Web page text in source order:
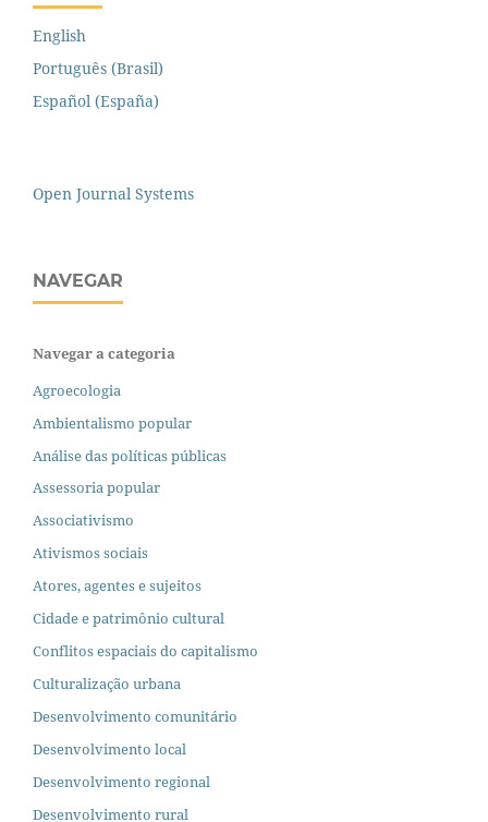
English
Português (Brasil)
Español (España)
Open Journal Systems
NAVEGAR
Navegar a categoria
Agroecologia
Ambientalismo popular
Análise das políticas públicas
Assessoria popular
Associativismo
Ativismos sociais
Atores, agentes e sujeitos
Cidade e patrimônio cultural
Conflitos espaciais do capitalismo
Culturalização urbana
Desenvolvimento comunitário
Desenvolvimento local
Desenvolvimento regional
Desenvolvimento rural